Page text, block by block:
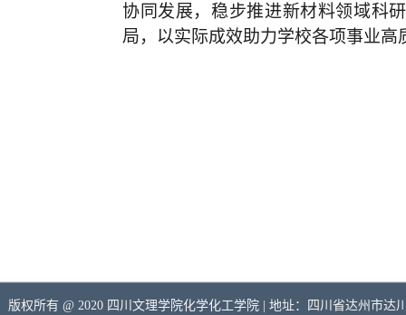
协同发展，稳步推进新材料领域科
局，以实际成效助力学校各项事业高
版权所有 @ 2020 四川文理学院化学化工学院 | 地址：四川省达州市达